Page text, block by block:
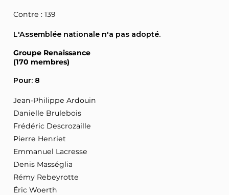
Contre : 139
L'Assemblée nationale n'a pas adopté.
Groupe Renaissance
(170 membres)
Pour: 8
Jean-Philippe Ardouin
Danielle Brulebois
Frédéric Descrozaille
Pierre Henriet
Emmanuel Lacresse
Denis Masséglia
Rémy Rebeyrotte
Éric Woerth